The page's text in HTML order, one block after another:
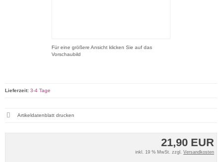
Für eine größere Ansicht klicken Sie auf das
Vorschaubild
21,90 EUR
inkl. 19 % MwSt. zzgl. Versandkosten
Lieferzeit: 3-4 Tage
Artikeldatenblatt drucken